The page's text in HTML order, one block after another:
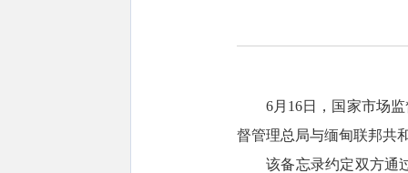
6月16日，国家市场
督管理总局与缅甸联邦共
该备忘录约定双方通